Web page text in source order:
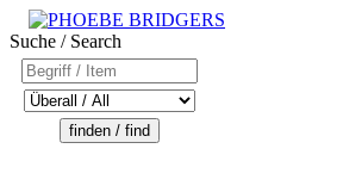
Suche / Search